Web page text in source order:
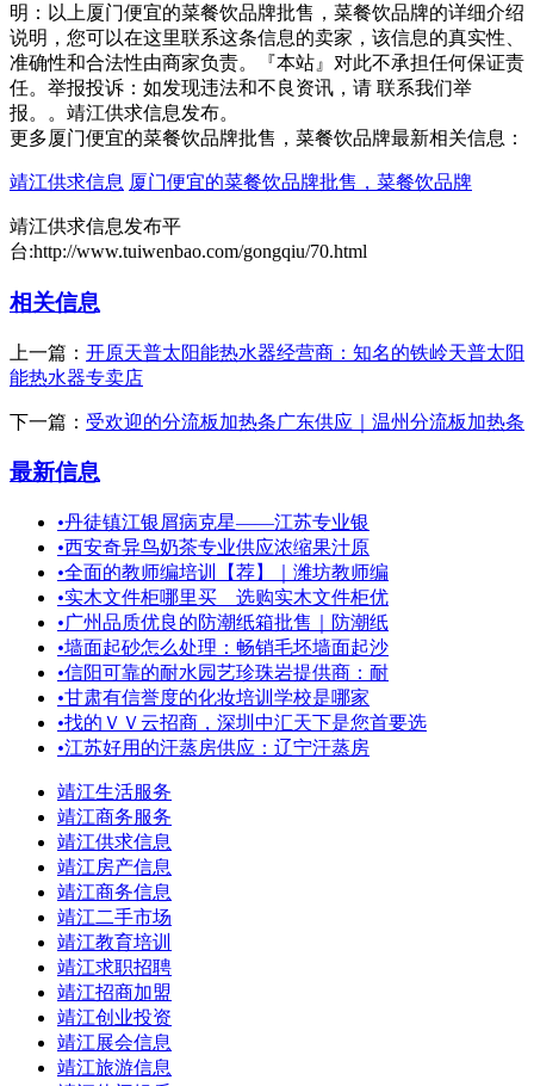
明：以上厦门便宜的菜餐饮品牌批售，菜餐饮品牌的详细介绍
说明，您可以在这里联系这条信息的卖家，该信息的真实性、
准确性和合法性由商家负责。『本站』对此不承担任何保证责
任。举报投诉：如发现违法和不良资讯，请 联系我们举
报。。靖江供求信息发布。
更多厦门便宜的菜餐饮品牌批售，菜餐饮品牌最新相关信息：
靖江供求信息 厦门便宜的菜餐饮品牌批售，菜餐饮品牌
靖江供求信息发布平
台:http://www.tuiwenbao.com/gongqiu/70.html
相关信息
上一篇： 开原天普太阳能热水器经营商：知名的铁岭天普太阳
能热水器专卖店
下一篇： 受欢迎的分流板加热条广东供应｜温州分流板加热条
最新信息
•丹徒镇江银屑病克星——江苏专业银
•西安奇异鸟奶茶专业供应浓缩果汁原
•全面的教师编培训【荐】｜潍坊教师编
•实木文件柜哪里买＿选购实木文件柜优
•广州品质优良的防潮纸箱批售｜防潮纸
•墙面起砂怎么处理：畅销毛坯墙面起沙
•信阳可靠的耐水园艺珍珠岩提供商：耐
•甘肃有信誉度的化妆培训学校是哪家
•找的ＶＶ云招商，深圳中汇天下是您首要选
•江苏好用的汗蒸房供应：辽宁汗蒸房
靖江生活服务
靖江商务服务
靖江供求信息
靖江房产信息
靖江商务信息
靖江二手市场
靖江教育培训
靖江求职招聘
靖江招商加盟
靖江创业投资
靖江展会信息
靖江旅游信息